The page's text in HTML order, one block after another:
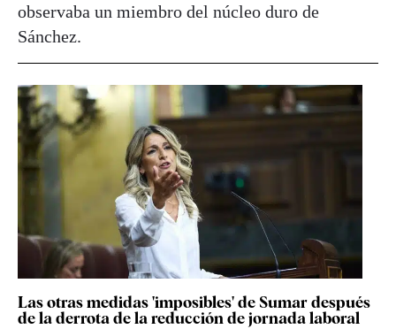
observaba un miembro del núcleo duro de
Sánchez.
Las otras medidas 'imposibles' de Sumar después
de la derrota de la reducción de jornada laboral